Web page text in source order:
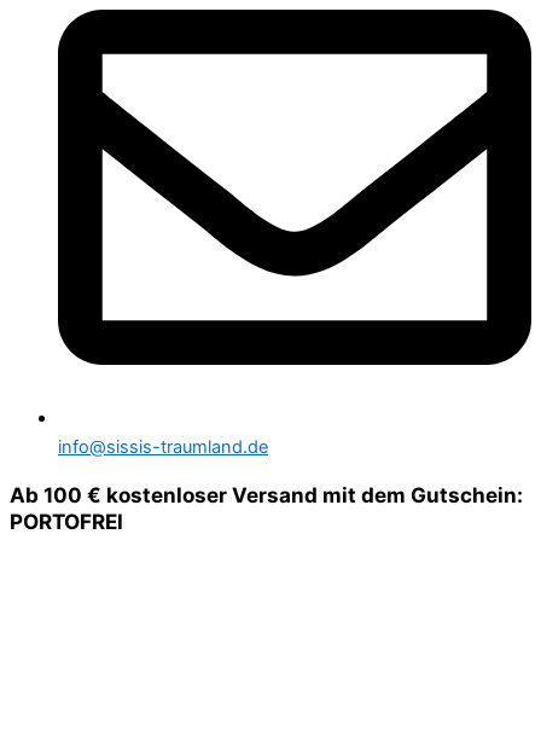
info@sissis-traumland.de
Ab 100 € kostenloser Versand mit dem Gutschein:
PORTOFREI